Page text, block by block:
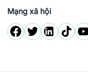
Mạng xã hội